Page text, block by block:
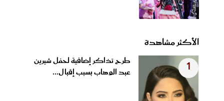
الأكثر مشاهدة
1
طرح تذاكر إضافية لحفل شيرين
عبد الوهاب بسبب إقبال...